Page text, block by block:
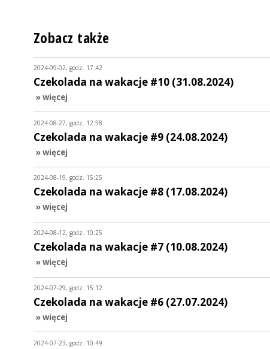
Zobacz także
2024-09-02, godz. 17:42
Czekolada na wakacje #10 (31.08.2024)
» więcej
2024-08-27, godz. 12:58
Czekolada na wakacje #9 (24.08.2024)
» więcej
2024-08-19, godz. 15:25
Czekolada na wakacje #8 (17.08.2024)
» więcej
2024-08-12, godz. 10:25
Czekolada na wakacje #7 (10.08.2024)
» więcej
2024-07-29, godz. 15:12
Czekolada na wakacje #6 (27.07.2024)
» więcej
2024-07-23, godz. 10:49